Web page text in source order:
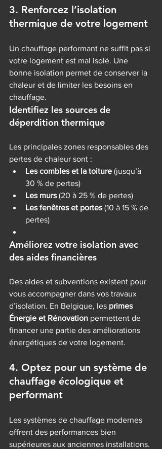
3. Renforcez l’isolation
thermique de votre logement
Un chauffage performant ne suffit pas si
votre logement est mal isolé. Une
bonne isolation permet de conserver la
chaleur et de limiter les besoins en
chauffage.
Identifiez les sources de
déperdition thermique
Les principales zones responsables des
pertes de chaleur sont :
Les combles et la toiture (jusqu’à
30 % de pertes)
Les murs (20 à 25 % de pertes)
Les fenêtres et portes (10 à 15 % de
pertes)
Améliorez votre isolation avec
des aides financières
Des aides et subventions existent pour
vous accompagner dans vos travaux
d’isolation. En Belgique, les primes
Énergie et Rénovation permettent de
financer une partie des améliorations
énergétiques de votre logement.
4. Optez pour un système de
chauffage écologique et
performant
Les systèmes de chauffage modernes
offrent des performances bien
supérieures aux anciennes installations.